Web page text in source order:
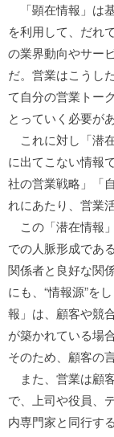
「顕在情報」は
を利用して、だれ
の業界動向やサー
だ。営業はこうし
て自分の営業トー
とっていく必要があ
これに対し「潜
に出てこない情報
社の営業戦略」「
れにあたり、営業
この「潜在情報
での人脈形成であ
関係者と良好な関
にも、“情報源”を
報」は、顧客や競
が築かれている場
そのため、顧客の
また、営業は顧
で、上司や役員、
内専門家と同行す